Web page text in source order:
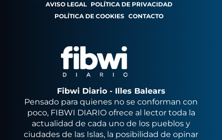
AVISO LEGAL POLÍTICA DE PRIVACIDAD
POLÍTICA DE COOKIES CONTACTO
Fibwi Diario - Illes Balears
Pensado para quienes no se conforman con
poco, FIBWI DIARIO ofrece al lector toda la
actualidad de cada uno de los pueblos y
ciudades de las Islas, la posibilidad de opinar